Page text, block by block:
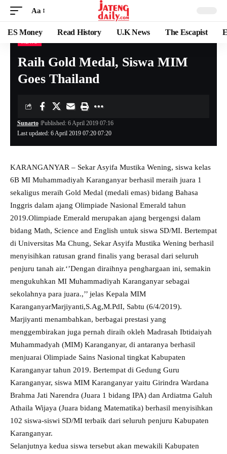
Aa
ES Money Read History U.K News The Escapist
Raih Gold Medal, Siswa MIM
Goes Thailand
Last updated: 6 April 2019 07:20 07:20
Sunarto Published: 6 April 2019 07:16
KARANGANYAR – Sekar Asyifa Mustika Wening, siswa kelas
6B MI Muhammadiyah Karanganyar berhasil meraih juara 1
sekaligus meraih Gold Medal (medali emas) bidang Bahasa
Inggris dalam ajang Olimpiade Nasional Emerald tahun
2019.Olimpiade Emerald merupakan ajang bergengsi dalam
bidang Math, Science and English untuk siswa SD/MI. Bertempat
di Universitas Ma Chung, Sekar Asyifa Mustika Wening berhasil
menyisihkan ratusan grand finalis yang berasal dari seluruh
penjuru tanah air.‘’Dengan diraihnya penghargaan ini, semakin
mengukuhkan MI Muhammadiyah Karanganyar sebagai
sekolahnya para juara.,’’ jelas Kepala MIM
KaranganyarMarjiyanti,S.Ag,M.PdI, Sabtu (6/4/2019).
Marjiyanti menambahkan, berbagai prestasi yang
menggembirakan juga pernah diraih okleh Madrasah Ibtidaiyah
Muhammadyah (MIM) Karanganyar, di antaranya berhasil
menjuarai Olimpiade Sains Nasional tingkat Kabupaten
Karanganyar tahun 2019. Bertempat di Gedung Guru
Karanganyar, siswa MIM Karanganyar yaitu Girindra Wardana
Brahma Jati Narendra (Juara 1 bidang IPA) dan Ardiatma Galuh
Athaila Wijaya (Juara bidang Matematika) berhasil menyisihkan
102 siswa-siswi SD/MI terbaik dari seluruh penjuru Kabupaten
Karanganyar.
Selanjutnya kedua siswa tersebut akan mewakili Kabupaten